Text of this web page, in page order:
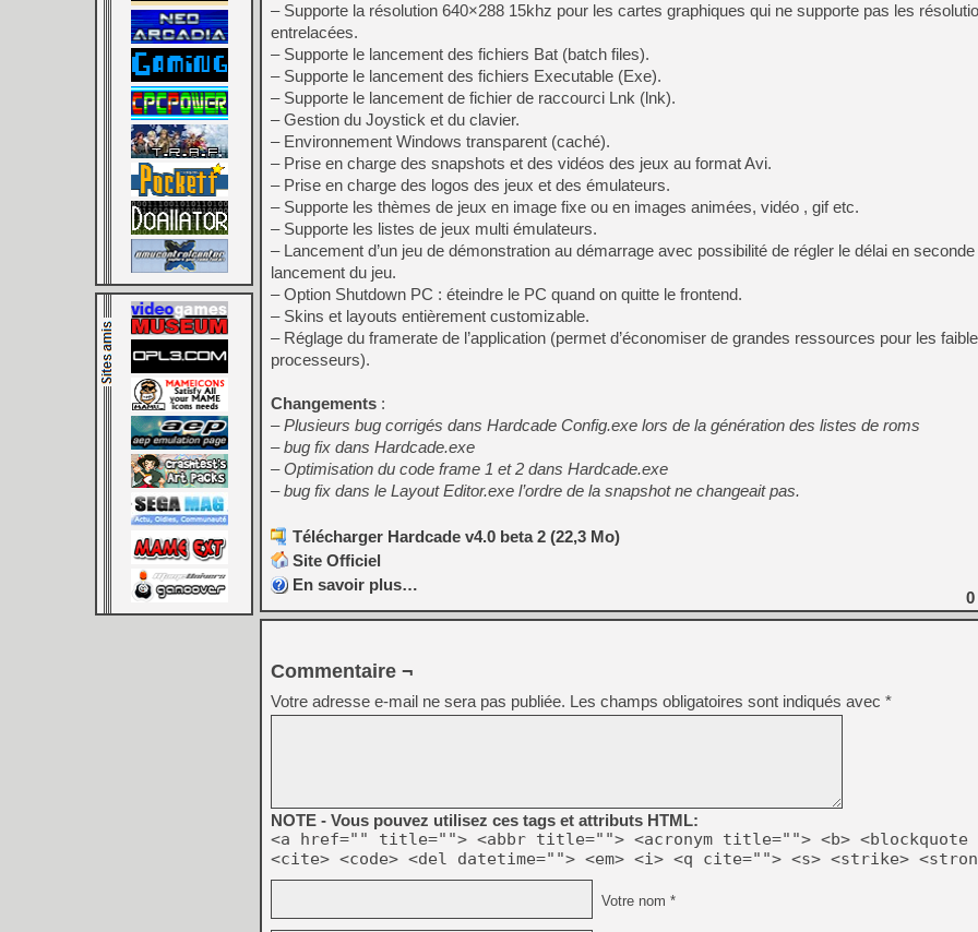
– Supporte la résolution 640×288 15khz pour les cartes graphiques qui ne supporte pas les
entrelacées.
– Supporte le lancement des fichiers Bat (batch files).
– Supporte le lancement des fichiers Executable (Exe).
– Supporte le lancement de fichier de raccourci Lnk (lnk).
– Gestion du Joystick et du clavier.
– Environnement Windows transparent (caché).
– Prise en charge des snapshots et des vidéos des jeux au format Avi.
– Prise en charge des logos des jeux et des émulateurs.
– Supporte les thèmes de jeux en image fixe ou en images animées, vidéo , gif etc.
– Supporte les listes de jeux multi émulateurs.
– Lancement d’un jeu de démonstration au démarrage avec possibilité de régler le délai en
lancement du jeu.
– Option Shutdown PC : éteindre le PC quand on quitte le frontend.
– Skins et layouts entièrement customizable.
– Réglage du framerate de l’application (permet d’économiser de grandes ressources pour les
processeurs).
Changements :
– Plusieurs bug corrigés dans Hardcade Config.exe lors de la génération des listes de roms
– bug fix dans Hardcade.exe
– Optimisation du code frame 1 et 2 dans Hardcade.exe
– bug fix dans le Layout Editor.exe l’ordre de la snapshot ne changeait pas.
Télécharger Hardcade v4.0 beta 2 (22,3 Mo)
Site Officiel
En savoir plus…
0
Commentaire ¬
Votre adresse e-mail ne sera pas publiée. Les champs obligatoires sont indiqués avec *
NOTE - Vous pouvez utilisez ces tags et attributs HTML:
<a href="" title=""> <abbr title=""> <acronym title=""> <b> <blockquote
<cite> <code> <del datetime=""> <em> <i> <q cite=""> <s> <strike>
Votre nom *